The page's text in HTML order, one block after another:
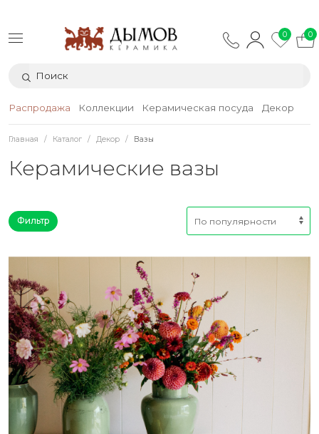
0 0
Распродажа Коллекции Керамическая посуда Декор
Главная Каталог Декор Вазы
Керамические вазы
Фильтр